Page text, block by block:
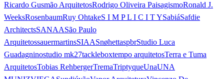
Ricardo Gusmão ArquitetosRodrigo Oliveira PaisagismoRonald J.
WeeksRosenbaumRuy OhtakeS I M P L I C I T YSabiáSafdie
ArchitectsSANAASão Paulo
ArquitetossauermartinsSIAASnøhettaspbrStudio Luca
Guadagninostudio mk27tackleboxtempo arquitetosTerra e Tuma
ArquitetosTobias RehbergerTremaTriptyqueUnaUNA